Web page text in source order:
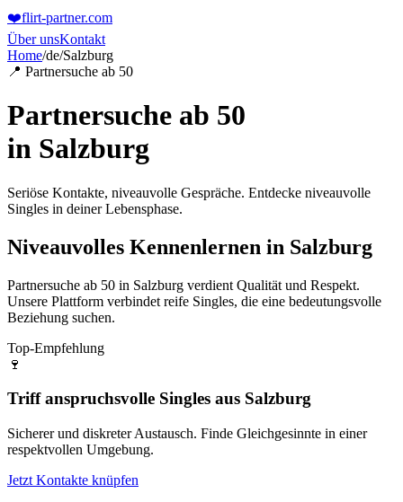
❤️flirt-partner.com
Über unsKontakt
Home/de/Salzburg
📍 Partnersuche ab 50
Partnersuche ab 50
in Salzburg
Seriöse Kontakte, niveauvolle Gespräche. Entdecke niveauvolle
Singles in deiner Lebensphase.
Niveauvolles Kennenlernen in Salzburg
Partnersuche ab 50 in Salzburg verdient Qualität und Respekt.
Unsere Plattform verbindet reife Singles, die eine bedeutungsvolle
Beziehung suchen.
Top-Empfehlung
🍷
Triff anspruchsvolle Singles aus Salzburg
Sicherer und diskreter Austausch. Finde Gleichgesinnte in einer
respektvollen Umgebung.
Jetzt Kontakte knüpfen